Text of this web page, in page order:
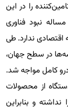
را در این
نبود فناوری
اقتصادی ندارد. طی
در سطح جهان،
کامل مواجه شد.
از محصولات
نداشته و بنابراین